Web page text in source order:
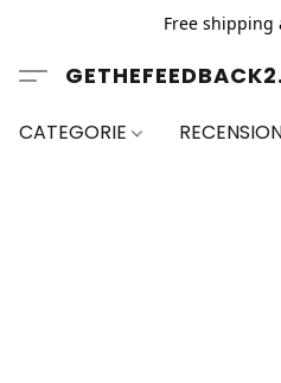
Free shipping
CATEGORIE